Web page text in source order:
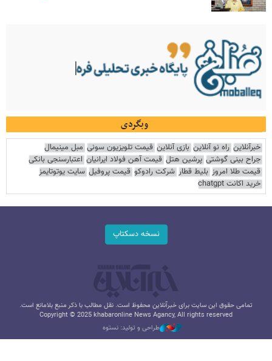
وبگردی
خبرآنلاین راه نو آنلاین بازی آنلاین قیمت تلویزیون سونی مبل مینیمال
جراح بینی گوشتی پرشین هتل قیمت آهن فولاد ایرانیان اعتبارسنجی بانکی
قیمت طلا امروز بلیط قطار شرکت رادوکو قیمت پروفیل سایت یوتوتایمز
خرید اکانت chatgpt
نسخه دسکتاپ
تمامی حقوق این سایت برای خبرآنلاین محفوظ است. نقل مطالب با ذکر منبع بلامانع است.
Copyright © 2025 khabaronline News Agancy, All rights reserved
طراحی و تولید: نستوه